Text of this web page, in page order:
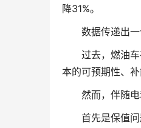
降31%。
数据传递出一个
过去，燃油车
本的可预期性、
然而，伴随电
首先是保值问题